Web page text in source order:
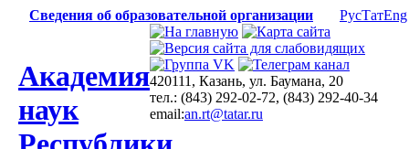
Сведения об образовательной организации РусТатEng
Академия
наук
420111, Казань, ул. Баумана, 20
тел.: (843) 292-02-72, (843) 292-40-34
email:an.rt@tatar.ru